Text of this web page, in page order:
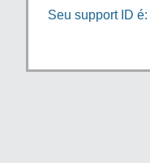
Seu support ID é: